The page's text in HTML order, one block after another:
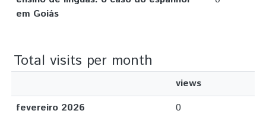
em Goiás
Total visits per month
views
fevereiro 2026
0